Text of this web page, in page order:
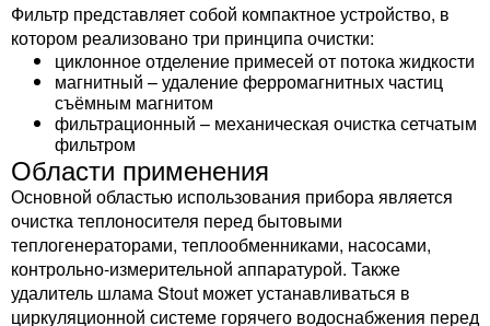
Фильтр представляет собой компактное устройство, в
котором реализовано три принципа очистки:
циклонное отделение примесей от потока жидкости
магнитный – удаление ферромагнитных частиц
съёмным магнитом
фильтрационный – механическая очистка сетчатым
фильтром
Области применения
Основной областью использования прибора является
очистка теплоносителя перед бытовыми
теплогенераторами, теплообменниками, насосами,
контрольно-измерительной аппаратурой. Также
удалитель шлама Stout может устанавливаться в
циркуляционной системе горячего водоснабжения перед